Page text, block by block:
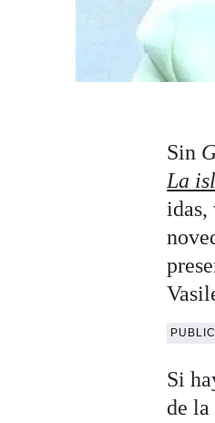
Sin
La
idas,
Si
de la